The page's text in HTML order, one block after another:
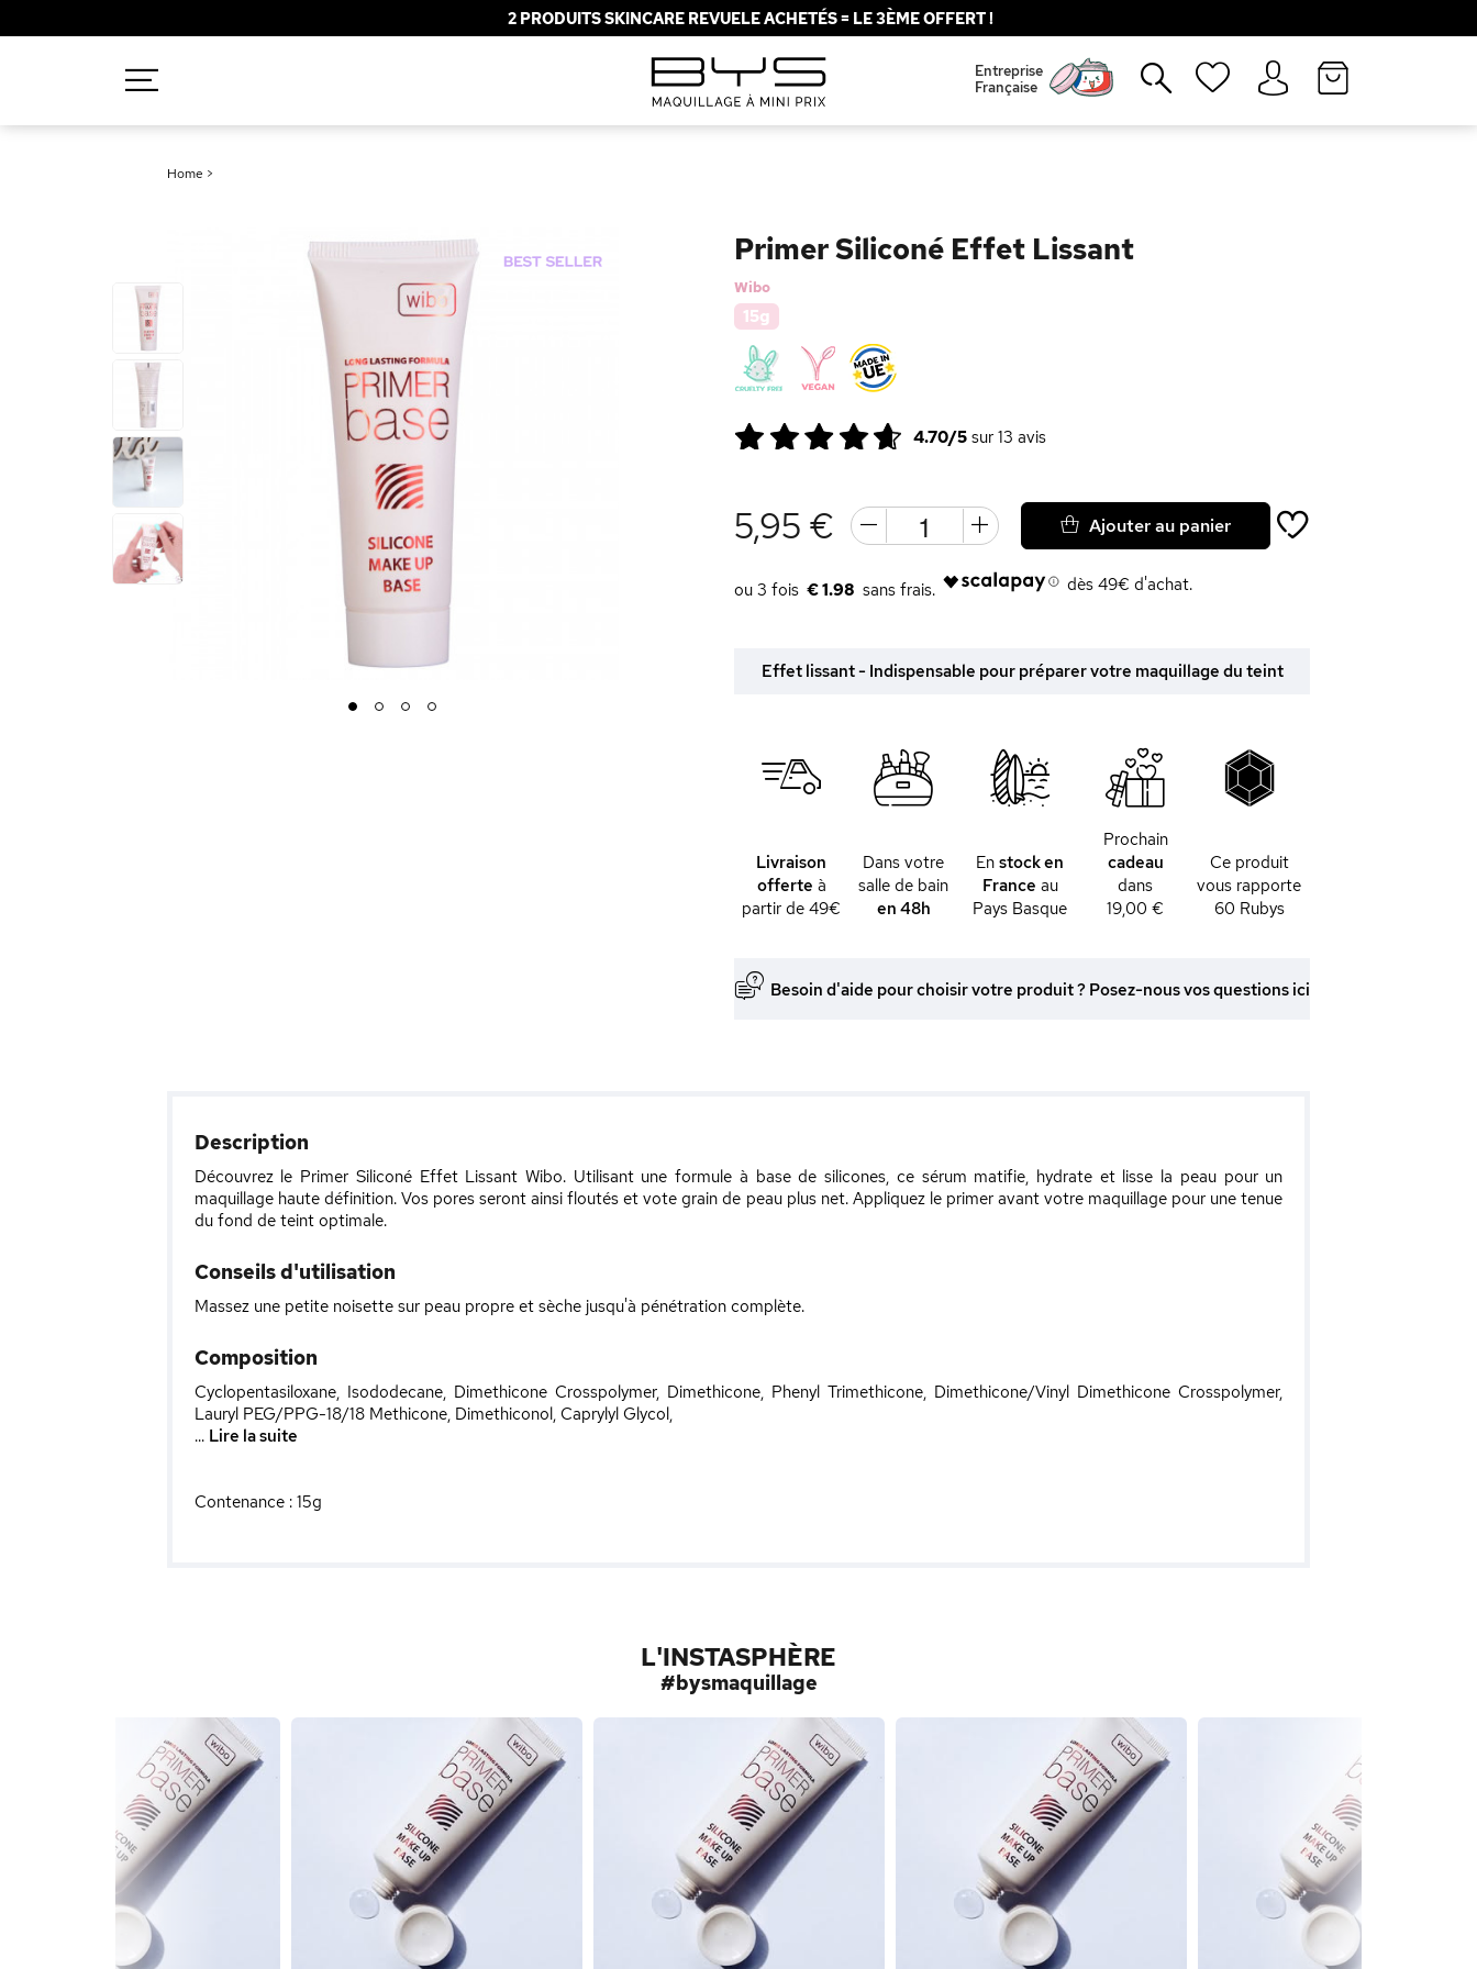
2 PRODUITS SKINCARE REVUELE ACHETÉS = LE 3ÈME OFFERT !
Entreprise
Française
Home >
1 2 3 4
Primer Siliconé Effet Lissant
Wibo
15g
4.70/5sur 13 avis
5,95 €
€ 1.98 dès 49€ d'achat.
Ajouter au panier
Effet lissant - Indispensable pour préparer votre maquillage du teint
Livraison
offerte à
partir de 49€
Dans votre
salle de bain
en 48h
Enstock en
France au
Pays Basque
Prochain
cadeau
dans
19,00 €
Ce produit
vous rapporte
60 Rubys
Besoin d'aide pour choisir votre produit ? Posez-nous vos questions ici
Description
Découvrez le Primer Siliconé Effet Lissant Wibo. Utilisant une formule à base de silicones, ce sérum matifie, hydrate et lisse la peau pour un
maquillage haute définition. Vos pores seront ainsi floutés et vote grain de peau plus net. Appliquez le primer avant votre maquillage pour une tenue
du fond de teint optimale.
Conseils d'utilisation
Massez une petite noisette sur peau propre et sèche jusqu'à pénétration complète.
Composition
Cyclopentasiloxane, Isododecane, Dimethicone Crosspolymer, Dimethicone, Phenyl Trimethicone, Dimethicone/Vinyl Dimethicone Crosspolymer,
Lauryl PEG/PPG-18/18 Methicone, Dimethiconol, Caprylyl Glycol,
... Lire la suite
Contenance : 15g
L'INSTASPHÈRE
#bysmaquillage
Solaire
Brumes
Blush
Rouge à Lèvres